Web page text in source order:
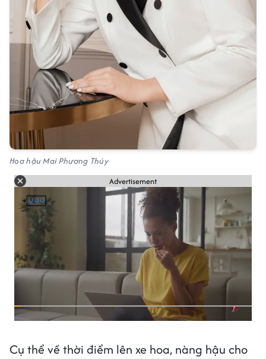
Hoa hậu Mai Phương Thúy
Advertisement
Cụ thể về thời điểm lên xe hoa, nàng hậu cho